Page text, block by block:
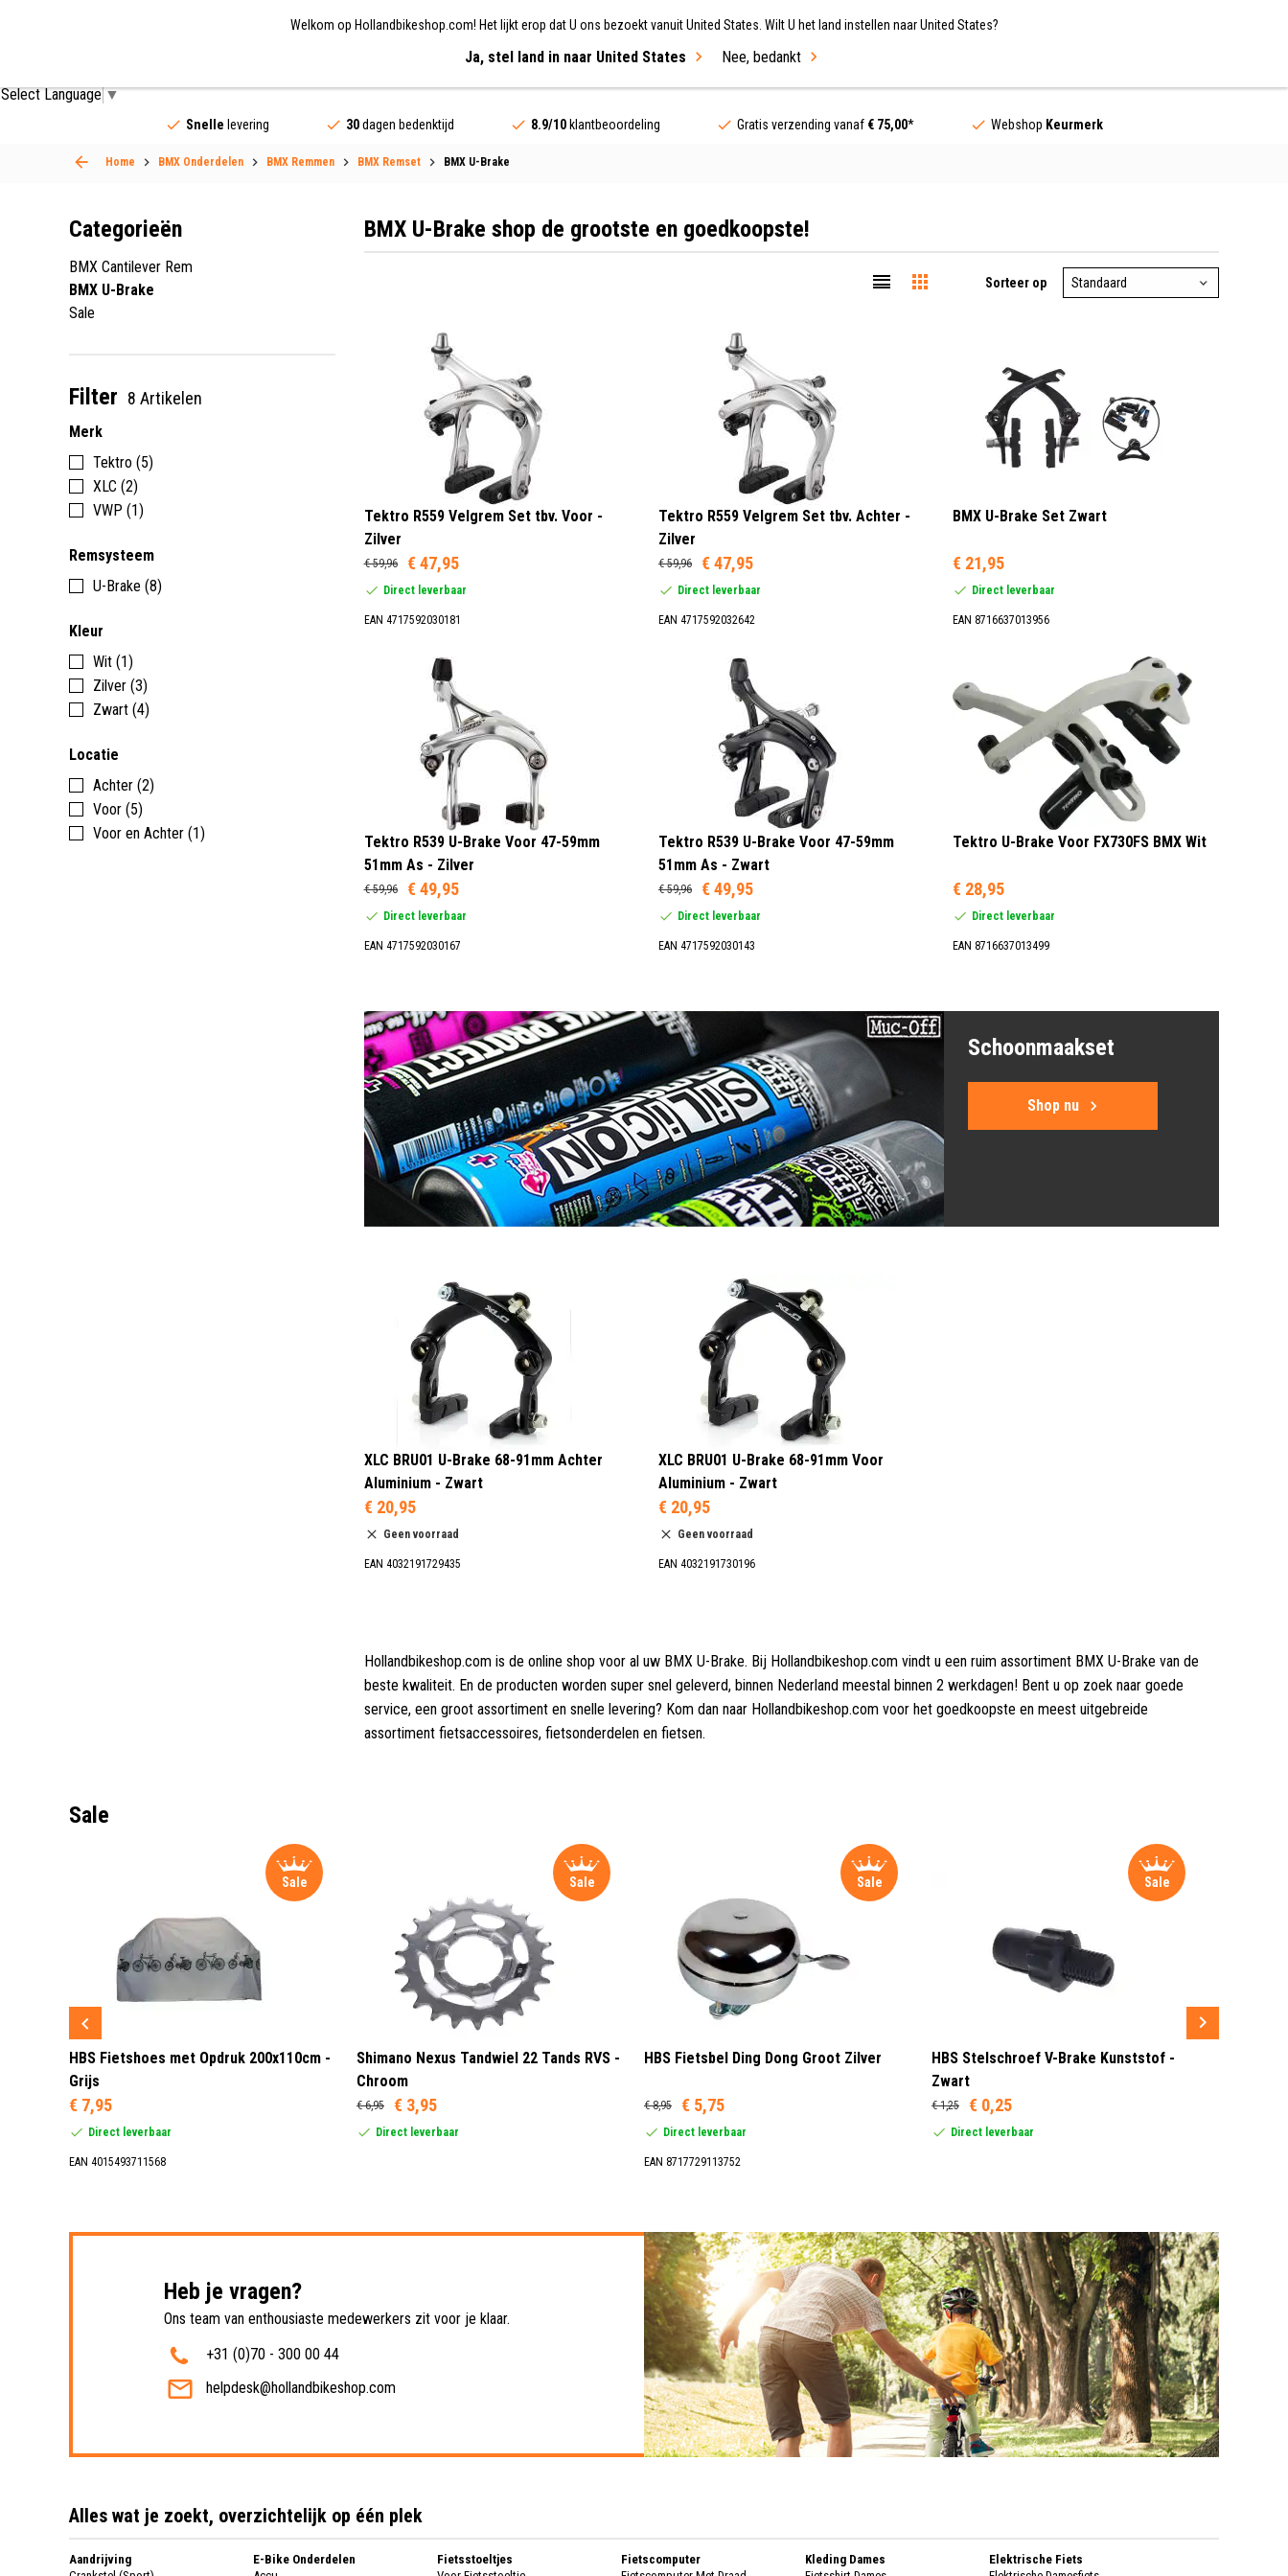
Nederland / EUR
Fietsen Merken Sale
Select Language▼
Welkom op Hollandbikeshop.com! Het lijkt erop dat U ons bezoekt vanuit United States. Wilt U het land instellen naar United States?
Ja, stel land in naar United States Nee, bedankt
Snelle levering 30dagen bedenktijd 8.9/10klantbeoordeling Gratis verzending vanaf € 75,00* Webshop Keurmerk
Home BMX Onderdelen BMX Remmen BMX Remset BMX U-Brake
Categorieën
BMX Cantilever Rem
BMX U-Brake
Sale
Filter 8 Artikelen
Merk
Tektro (5)
XLC (2)
VWP (1)
Remsysteem
U-Brake (8)
Kleur
Wit (1)
Zilver (3)
Zwart (4)
Locatie
Achter (2)
Voor (5)
Voor en Achter (1)
BMX U-Brake shop de grootste en goedkoopste!
Sorteer op
Tektro R559 Velgrem Set tbv. Voor -
Zilver
€ 59,96 € 47,95
Direct leverbaar
EAN 4717592030181
Tektro R559 Velgrem Set tbv. Achter -
Zilver
€ 59,96 € 47,95
Direct leverbaar
EAN 4717592032642
BMX U-Brake Set Zwart
€ 21,95
Direct leverbaar
EAN 8716637013956
Tektro R539 U-Brake Voor 47-59mm
51mm As - Zilver
€ 59,96 € 49,95
Direct leverbaar
EAN 4717592030167
Tektro R539 U-Brake Voor 47-59mm
51mm As - Zwart
€ 59,96 € 49,95
Direct leverbaar
EAN 4717592030143
Tektro U-Brake Voor FX730FS BMX Wit
€ 28,95
Direct leverbaar
EAN 8716637013499
Schoonmaakset
Shop nu
XLC BRU01 U-Brake 68-91mm Achter
Aluminium - Zwart
€ 20,95
Geen voorraad
EAN 4032191729435
XLC BRU01 U-Brake 68-91mm Voor
Aluminium - Zwart
€ 20,95
Geen voorraad
EAN 4032191730196
Hollandbikeshop.com is de online shop voor al uw BMX U-Brake. Bij Hollandbikeshop.com vindt u een ruim assortiment BMX U-Brake van de
beste kwaliteit. En de producten worden super snel geleverd, binnen Nederland meestal binnen 2 werkdagen! Bent u op zoek naar goede
service, een groot assortiment en snelle levering? Kom dan naar Hollandbikeshop.com voor het goedkoopste en meest uitgebreide
assortiment fietsaccessoires, fietsonderdelen en fietsen.
Sale
Sale
HBS Fietshoes met Opdruk 200x110cm -
Grijs
€ 7,95
Direct leverbaar
EAN 4015493711568
Sale
Shimano Nexus Tandwiel 22 Tands RVS -
Chroom
€ 6,95 € 3,95
Direct leverbaar
Sale
HBS Fietsbel Ding Dong Groot Zilver
€ 8,95 € 5,75
Direct leverbaar
EAN 8717729113752
Sale
HBS Stelschroef V-Brake Kunststof -
Zwart
€ 1,25 € 0,25
Direct leverbaar
Heb je vragen?
Ons team van enthousiaste medewerkers zit voor je klaar.
+31 (0)70 - 300 00 44
helpdesk@hollandbikeshop.com
Alles wat je zoekt, overzichtelijk op één plek
Aandrijving
E-Bike Onderdelen
Fietsstoeltjes
Fietscomputer
Kleding Dames
Elektrische Fiets